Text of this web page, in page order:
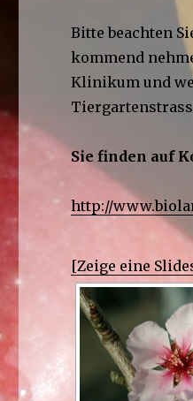
Bitte beachten
kommend
Klinikum und
Sie finden auf
http://
[Zeige eine